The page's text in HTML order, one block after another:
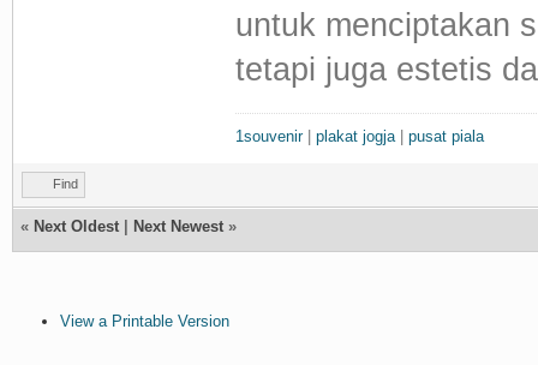
untuk menciptakan
tetapi juga estetis
1souvenir| plakat jogja| pusat piala
Find
« Next Oldest Next Newest »
View a Printable Version